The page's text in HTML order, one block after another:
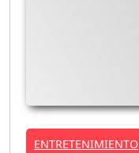
ENTRETENIMIENTO